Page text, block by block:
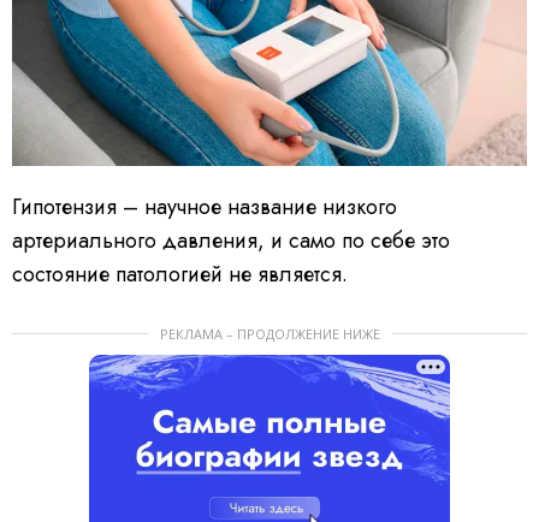
Гипотензия – научное название низкого
артериального давления, и само по себе это
состояние патологией не является.
РЕКЛАМА – ПРОДОЛЖЕНИЕ НИЖЕ